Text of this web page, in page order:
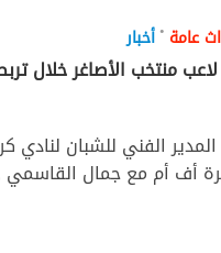
عامة • أخبار
منتخب الأصاغر خلال
الفني للشبان لنادي
أف أم مع جمال القاسمي ,